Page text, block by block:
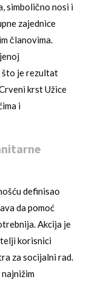
simbolično nosi i
zajednice
članovima.
što je rezultat
krst Užice
i
definisao
da pomoć
Akcija je
korisnici
za socijalni rad.